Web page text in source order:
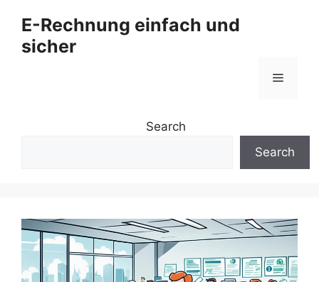
Inhalt
springen
E-Rechnung einfach und
sicher
Menü
Search
Search